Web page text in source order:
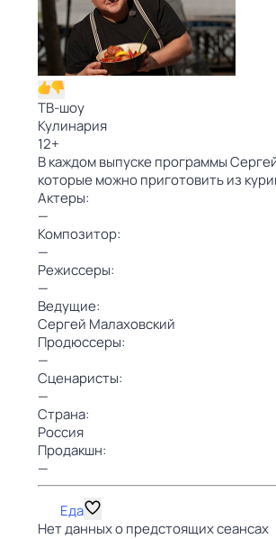
ТВ-шоу
Кулинария
12+
В каждом выпуске программы
которые можно приготовить из
Актеры:
—
Композитор:
—
Режиссеры:
—
Ведущие:
Сергей Малаховский
Продюссеры:
—
Сценаристы:
—
Страна:
Россия
Продакшн:
—
Еда
Нет данных о предстоящих сеансах